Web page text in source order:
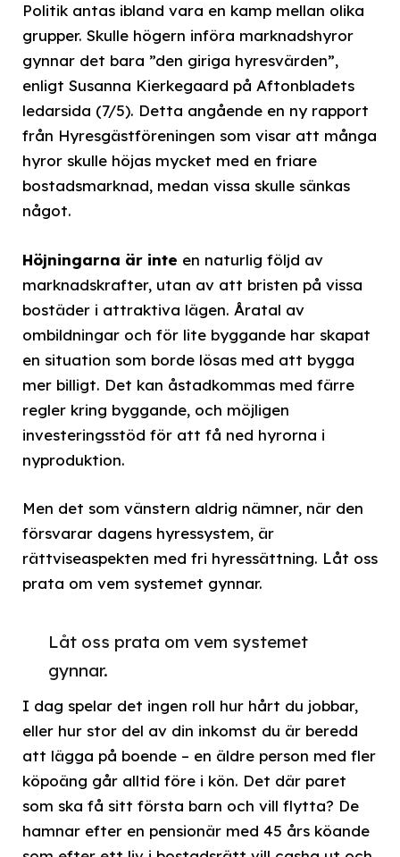
Politik antas ibland vara en kamp mellan olika
grupper. Skulle högern införa marknadshyror
gynnar det bara ”den giriga hyresvärden”,
enligt Susanna Kierkegaard på Aftonbladets
ledarsida (7/5). Detta angående en ny rapport
från Hyresgästföreningen som visar att många
hyror skulle höjas mycket med en friare
bostadsmarknad, medan vissa skulle sänkas
något.
Höjningarna är inte en naturlig följd av
marknadskrafter, utan av att bristen på vissa
bostäder i attraktiva lägen. Åratal av
ombildningar och för lite byggande har skapat
en situation som borde lösas med att bygga
mer billigt. Det kan åstadkommas med färre
regler kring byggande, och möjligen
investeringsstöd för att få ned hyrorna i
nyproduktion.
Men det som vänstern aldrig nämner, när den
försvarar dagens hyressystem, är
rättviseaspekten med fri hyressättning. Låt oss
prata om vem systemet gynnar.
Låt oss prata om vem systemet
gynnar.
I dag spelar det ingen roll hur hårt du jobbar,
eller hur stor del av din inkomst du är beredd
att lägga på boende – en äldre person med fler
köpoäng går alltid före i kön. Det där paret
som ska få sitt första barn och vill flytta? De
hamnar efter en pensionär med 45 års köande